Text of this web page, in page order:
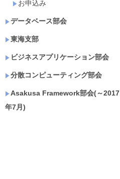
お申込み
データベース部会
東海支部
ビジネスアプリケーション部会
分散コンピューティング部会
Asakusa Framework部会(～2017
年7月)